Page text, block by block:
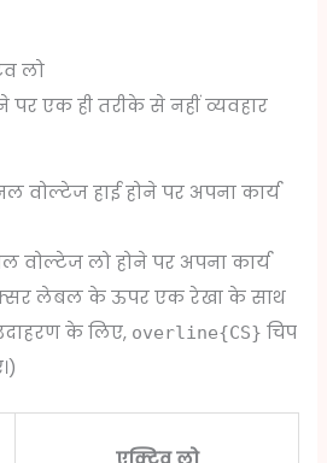
लो
पर एक ही तरीके से नहीं व्यवहार
वोल्टेज हाई होने पर अपना कार्य
वोल्टेज लो होने पर अपना कार्य
लेबल के ऊपर एक रेखा के साथ
के लिए, overline{CS} चिप